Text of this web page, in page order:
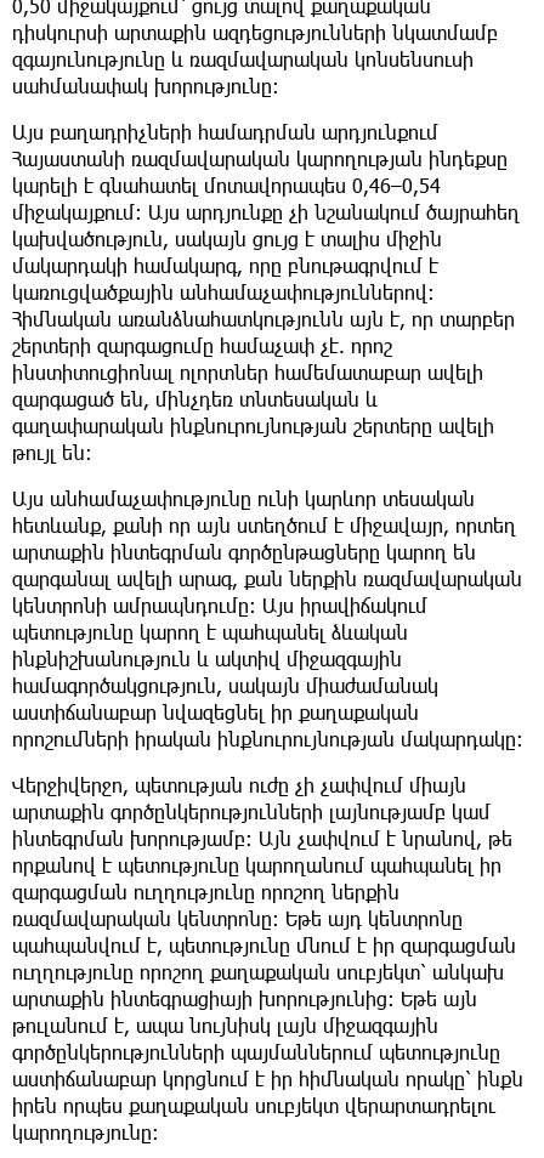
0,50 միջակայքում՝ ցույց տալով քաղաքական
դիսկուրսի արտաքին ազդեցությունների նկատմամբ
զգայունությունը և ռազմավարական կոնսենսուսի
սահմանափակ խորությունը։
Այս բաղադրիչների համադրման արդյունքում
Հայաստանի ռազմավարական կարողության ինդեքսը
կարելի է գնահատել մոտավորապես 0,46–0,54
միջակայքում։ Այս արդյունքը չի նշանակում ծայրահեղ
կախվածություն, սակայն ցույց է տալիս միջին
մակարդակի համակարգ, որը բնութագրվում է
կառուցվածքային անհամաչափություններով։
Հիմնական առանձնահատկությունն այն է, որ տարբեր
շերտերի զարգացումը համաչափ չէ. որոշ
ինստիտուցիոնալ ոլորտներ համեմատաբար ավելի
զարգացած են, մինչդեռ տնտեսական և
գաղափարական ինքնուրույնության շերտերը ավելի
թույլ են։
Այս անհամաչափությունը ունի կարևոր տեսական
հետևանք, քանի որ այն ստեղծում է միջավայր, որտեղ
արտաքին ինտեգրման գործընթացները կարող են
զարգանալ ավելի արագ, քան ներքին ռազմավարական
կենտրոնի ամրապնդումը։ Այս իրավիճակում
պետությունը կարող է պահպանել ձևական
ինքնիշխանություն և ակտիվ միջազգային
համագործակցություն, սակայն միաժամանակ
աստիճանաբար նվազեցնել իր քաղաքական
որոշումների իրական ինքնուրույնության մակարդակը։
Վերջիվերջո, պետության ուժը չի չափվում միայն
արտաքին գործընկերությունների լայնությամբ կամ
ինտեգրման խորությամբ։ Այն չափվում է նրանով, թե
որքանով է պետությունը կարողանում պահպանել իր
զարգացման ուղղությունը որոշող ներքին
ռազմավարական կենտրոնը։ Եթե այդ կենտրոնը
պահպանվում է, պետությունը մնում է իր զարգացման
ուղղությունը որոշող քաղաքական սուբյեկտ՝ անկախ
արտաքին ինտեգրացիայի խորությունից։ Եթե այն
թուլանում է, ապա նույնիսկ լայն միջազգային
գործընկերությունների պայմաններում պետությունը
աստիճանաբար կորցնում է իր հիմնական որակը՝ ինքն
իրեն որպես քաղաքական սուբյեկտ վերարտադրելու
կարողությունը։